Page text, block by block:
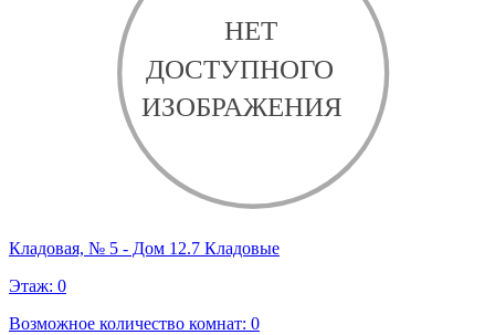
Кладовая, № 5 - Дом 12.7 Кладовые
Этаж: 0
Возможное количество комнат: 0